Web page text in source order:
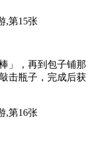
」，再到包子铺那
击瓶子，完成后获